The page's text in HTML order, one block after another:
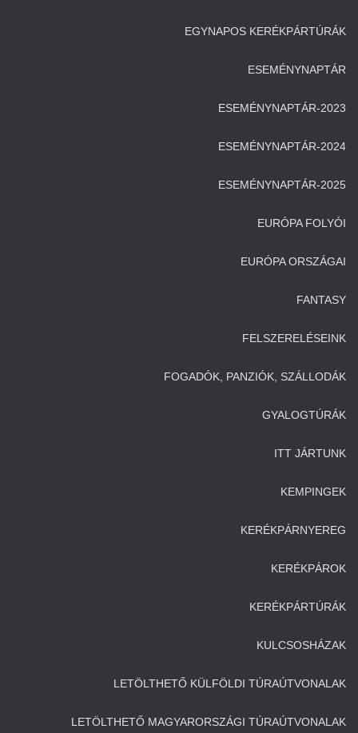
EGYNAPOS KERÉKPÁRTÚRÁK
ESEMÉNYNAPTÁR
ESEMÉNYNAPTÁR-2023
ESEMÉNYNAPTÁR-2024
ESEMÉNYNAPTÁR-2025
EURÓPA FOLYÓI
EURÓPA ORSZÁGAI
FANTASY
FELSZERELÉSEINK
FOGADÓK, PANZIÓK, SZÁLLODÁK
GYALOGTÚRÁK
ITT JÁRTUNK
KEMPINGEK
KERÉKPÁRNYEREG
KERÉKPÁROK
KERÉKPÁRTÚRÁK
KULCSOSHÁZAK
LETÖLTHETŐ KÜLFÖLDI TÚRAÚTVONALAK
LETÖLTHETŐ MAGYARORSZÁGI TÚRAÚTVONALAK